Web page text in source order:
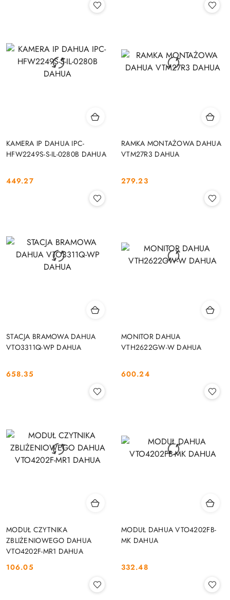
KAMERA IP DAHUA IPC-
HFW2249S-S-IL-0280B DAHUA
Cena:
449.27
RAMKA MONTAŻOWA DAHUA
VTM27R3 DAHUA
Cena:
279.23
STACJA BRAMOWA DAHUA
VTO3311Q-WP DAHUA
Cena:
658.35
MONITOR DAHUA
VTH2622GW-W DAHUA
Cena:
600.24
MODUŁ CZYTNIKA
ZBLIŻENIOWEGO DAHUA
VTO4202F-MR1 DAHUA
Cena:
106.05
MODUŁ DAHUA VTO4202FB-
MK DAHUA
Cena:
332.48